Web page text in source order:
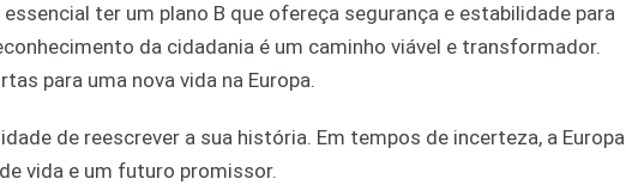
ter um plano B que ofereça segurança e estabilidade para
da cidadania é um caminho viável e transformador.
para uma nova vida na Europa.
de reescrever a sua história. Em tempos de incerteza, a Europa
vida e um futuro promissor.